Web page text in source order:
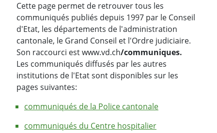
Cette page permet de retrouver tous les
communiqués publiés depuis 1997 par le Conseil
d'Etat, les départements de l'administration
cantonale, le Grand Conseil et l'Ordre judiciaire.
Son raccourci est www.vd.ch/communiques.
Les communiqués diffusés par les autres
institutions de l'Etat sont disponibles sur les
pages suivantes:
communiqués de la Police cantonale
communiqués du Centre hospitalier